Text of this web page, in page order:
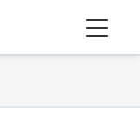
Menu